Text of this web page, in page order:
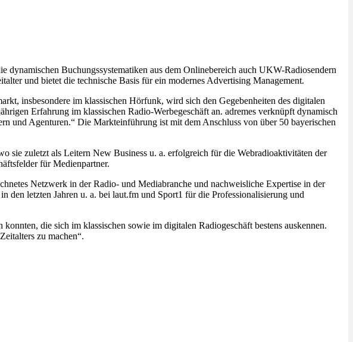
dynamischen Buchungssystematiken aus dem Onlinebereich auch UKW-Radiosendern
und bietet die technische Basis für ein modernes Advertising Management.
insbesondere im klassischen Hörfunk, wird sich den Gegebenheiten des digitalen
Erfahrung im klassischen Radio-Werbegeschäft an. adremes verknüpft dynamisch
und Agenturen.“ Die Markteinführung ist mit dem Anschluss von über 50 bayerischen
sie zuletzt als Leitern New Business u. a. erfolgreich für die Webradioaktivitäten der
für Medienpartner.
Netzwerk in der Radio- und Mediabranche und nachweisliche Expertise in der
letzten Jahren u. a. bei laut.fm und Sport1 für die Professionalisierung und
die sich im klassischen sowie im digitalen Radiogeschäft bestens auskennen.
zu machen“.